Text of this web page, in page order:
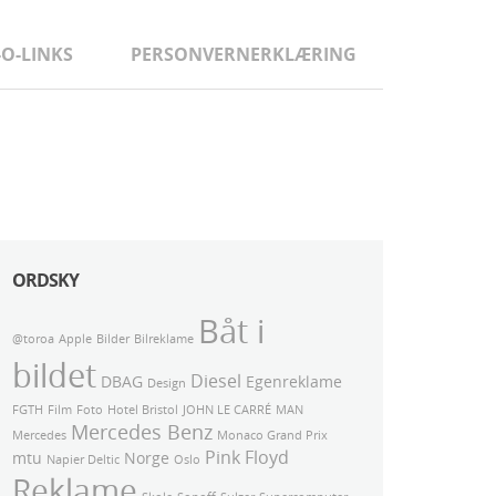
LINKS PERSONVERNERKLÆRING
ORDSKY
@toroa Apple Bilder Bilreklame Båt i
bildet DBAG Design Diesel Egenreklame
FGTH Film Foto Hotel Bristol JOHN LE CARRÉ MAN
Mercedes Mercedes Benz Monaco Grand Prix
mtu Napier Deltic Norge Oslo Pink Floyd